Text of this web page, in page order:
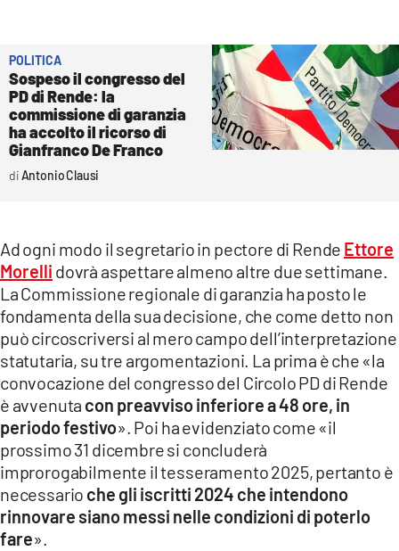
POLITICA
Sospeso il congresso del
PD di Rende: la
commissione di garanzia
ha accolto il ricorso di
Gianfranco De Franco
Antonio Clausi
Ad ogni modo il segretario in pectore di Rende Ettore
Morelli dovrà aspettare almeno altre due settimane.
La Commissione regionale di garanzia ha posto le
fondamenta della sua decisione, che come detto non
può circoscriversi al mero campo dell’interpretazione
statutaria, su tre argomentazioni. La prima è che «la
convocazione del congresso del Circolo PD di Rende
è avvenuta con preavviso inferiore a 48 ore, in
periodo festivo». Poi ha evidenziato come «il
prossimo 31 dicembre si concluderà
improrogabilmente il tesseramento 2025, pertanto è
necessario che gli iscritti 2024 che intendono
rinnovare siano messi nelle condizioni di poterlo
fare».